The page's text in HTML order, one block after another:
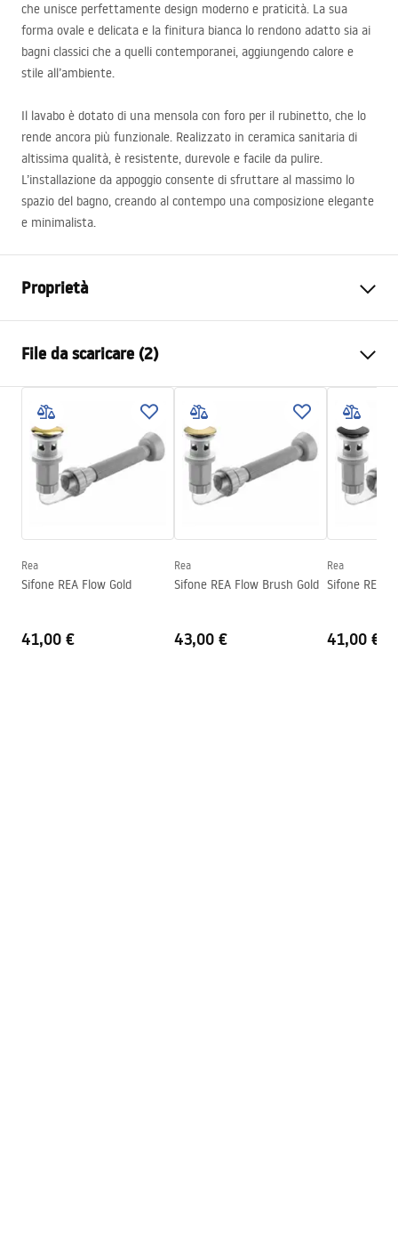
che unisce perfettamente design moderno e praticità. La sua
forma ovale e delicata e la finitura bianca lo rendono adatto sia ai
bagni classici che a quelli contemporanei, aggiungendo calore e
stile all’ambiente.
Il lavabo è dotato di una mensola con foro per il rubinetto, che lo
rende ancora più funzionale. Realizzato in ceramica sanitaria di
altissima qualità, è resistente, durevole e facile da pulire.
L’installazione da appoggio consente di sfruttare al massimo lo
spazio del bagno, creando al contempo una composizione elegante
e minimalista.
Proprietà
Materiale
Colore
Bianco
Finitura
Lucido
Lunghezza
610
Larghezza
380mm
Altezza
105
Forma
Foro rubinetto
SÌ
File da scaricare (2)
Istruzioni di montaggio
Condizioni di garanzia
Rea
Sifone REA Flow Gold
41,00 €
Rea
Sifone REA Flow Brush Gold
43,00 €
Rea
Sifone REA
41,00 €